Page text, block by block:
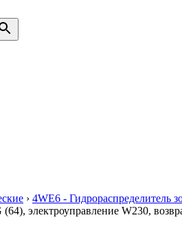
› 4WE6 - Гидрораспределитель
(64), электроуправление W230,